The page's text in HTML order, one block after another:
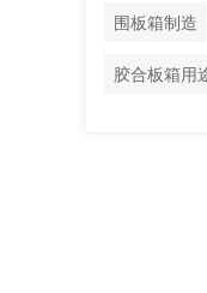
围板箱制造
胶合板箱用